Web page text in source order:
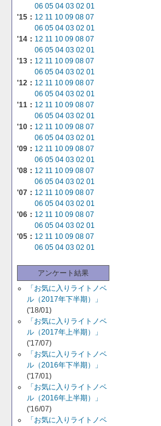
06 05 04 03 02 01
'15： 12 11 10 09 08 07
06 05 04 03 02 01
'14： 12 11 10 09 08 07
06 05 04 03 02 01
'13： 12 11 10 09 08 07
06 05 04 03 02 01
'12： 12 11 10 09 08 07
06 05 04 03 02 01
'11： 12 11 10 09 08 07
06 05 04 03 02 01
'10： 12 11 10 09 08 07
06 05 04 03 02 01
'09： 12 11 10 09 08 07
06 05 04 03 02 01
'08： 12 11 10 09 08 07
06 05 04 03 02 01
'07： 12 11 10 09 08 07
06 05 04 03 02 01
'06： 12 11 10 09 08 07
06 05 04 03 02 01
'05： 12 11 10 09 08 07
06 05 04 03 02 01
アンケート結果
「お気に入りライトノベ
ル（2017年下半期）」
('18/01)
「お気に入りライトノベ
ル（2017年上半期）」
('17/07)
「お気に入りライトノベ
ル（2016年下半期）」
('17/01)
「お気に入りライトノベ
ル（2016年上半期）」
('16/07)
「お気に入りライトノベ